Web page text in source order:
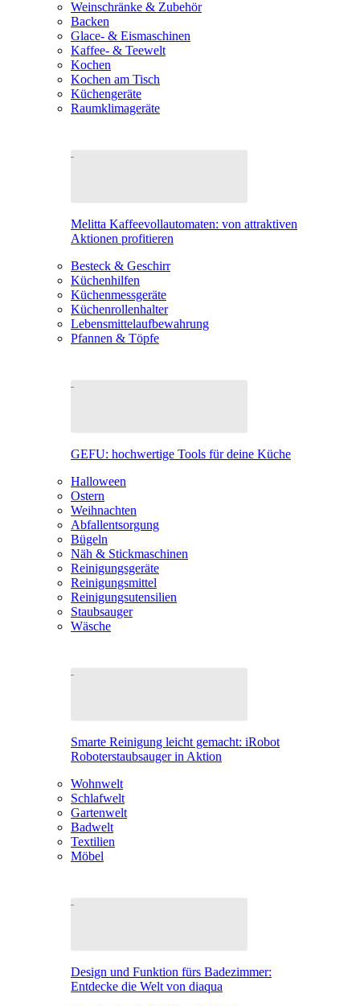
Weinschränke & Zubehör
Backen
Glace- & Eismaschinen
Kaffee- & Teewelt
Kochen
Kochen am Tisch
Küchengeräte
Raumklimageräte
Melitta Kaffeevollautomaten: von attraktiven
Aktionen profitieren
Besteck & Geschirr
Küchenhilfen
Küchenmessgeräte
Küchenrollenhalter
Lebensmittelaufbewahrung
Pfannen & Töpfe
GEFU: hochwertige Tools für deine Küche
Halloween
Ostern
Weihnachten
Abfallentsorgung
Bügeln
Näh & Stickmaschinen
Reinigungsgeräte
Reinigungsmittel
Reinigungsutensilien
Staubsauger
Wäsche
Smarte Reinigung leicht gemacht: iRobot
Roboterstaubsauger in Aktion
Wohnwelt
Schlafwelt
Gartenwelt
Badwelt
Textilien
Möbel
Design und Funktion fürs Badezimmer:
Entdecke die Welt von diaqua